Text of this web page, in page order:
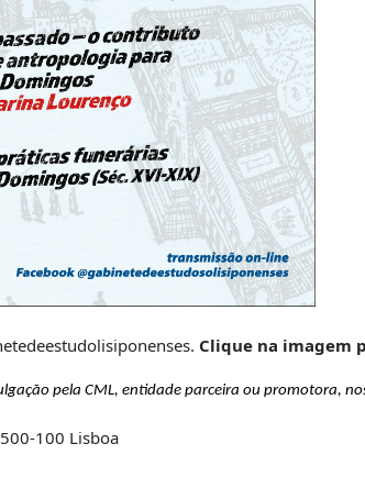
Clique na imagem
pela CML, entidade parceira ou promotora,
100 Lisboa